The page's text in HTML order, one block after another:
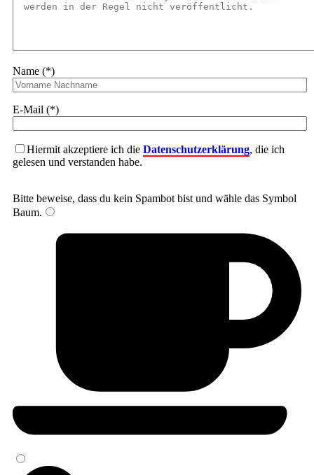
Name (*)
E-Mail (*)
Hiermit akzeptiere ich die Datenschutzerklärung, die ich
gelesen und verstanden habe.
Bitte beweise, dass du kein Spambot bist und wähle das Symbol
Baum.